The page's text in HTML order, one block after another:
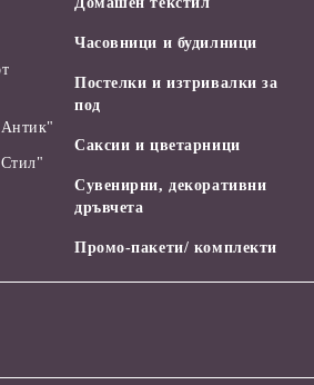
Часовници и будилници
Постелки и изтривалки за
под
Саксии и цветарници
Сувенирни, декоративни
дръвчета
Промо-пакети/ комплекти